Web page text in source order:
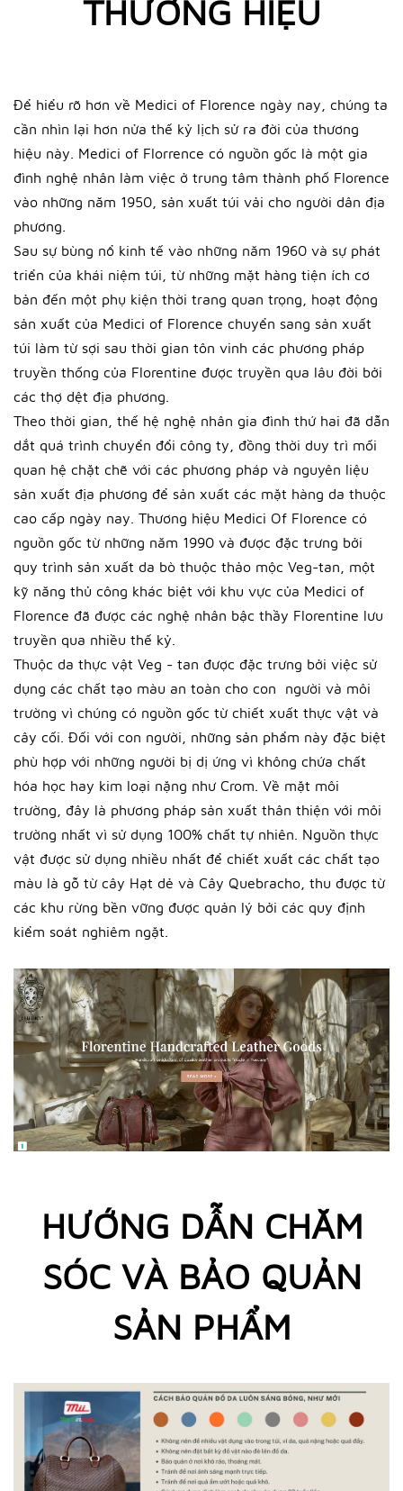
THƯƠNG HIỆU
Để hiểu rõ hơn về Medici of Florence ngày nay, chúng ta
cần nhìn lại hơn nửa thế kỷ lịch sử ra đời của thương
hiệu này. Medici of Florrence có nguồn gốc là một gia
đình nghệ nhân làm việc ở trung tâm thành phố Florence
vào những năm 1950, sản xuất túi vải cho người dân địa
phương.
Sau sự bùng nổ kinh tế vào những năm 1960 và sự phát
triển của khái niệm túi, từ những mặt hàng tiện ích cơ
bản đến một phụ kiện thời trang quan trọng, hoạt động
sản xuất của Medici of Florence chuyển sang sản xuất
túi làm từ sợi sau thời gian tôn vinh các phương pháp
truyền thống của Florentine được truyền qua lâu đời bởi
các thợ dệt địa phương.
Theo thời gian, thế hệ nghệ nhân gia đình thứ hai đã dẫn
dắt quá trình chuyển đổi công ty, đồng thời duy trì mối
quan hệ chặt chẽ với các phương pháp và nguyên liệu
sản xuất địa phương để sản xuất các mặt hàng da thuộc
cao cấp ngày nay. Thương hiệu Medici Of Florence có
nguồn gốc từ những năm 1990 và được đặc trưng bởi
quy trình sản xuất da bò thuộc thảo mộc Veg-tan, một
kỹ năng thủ công khác biệt với khu vực của Medici of
Florence đã được các nghệ nhân bậc thầy Florentine lưu
truyền qua nhiều thế kỷ.
Thuộc da thực vật Veg - tan được đặc trưng bởi việc sử
dụng các chất tạo màu an toàn cho con người và môi
trường vì chúng có nguồn gốc từ chiết xuất thực vật và
cây cối. Đối với con người, những sản phẩm này đặc biệt
phù hợp với những người bị dị ứng vì không chứa chất
hóa học hay kim loại nặng như Crom. Về mặt môi
trường, đây là phương pháp sản xuất thân thiện với môi
trường nhất vì sử dụng 100% chất tự nhiên. Nguồn thực
vật được sử dụng nhiều nhất để chiết xuất các chất tạo
màu là gỗ từ cây Hạt dẻ và Cây Quebracho, thu được từ
các khu rừng bền vững được quản lý bởi các quy định
kiểm soát nghiêm ngặt.
HƯỚNG DẪN CHĂM
SÓC VÀ BẢO QUẢN
SẢN PHẨM